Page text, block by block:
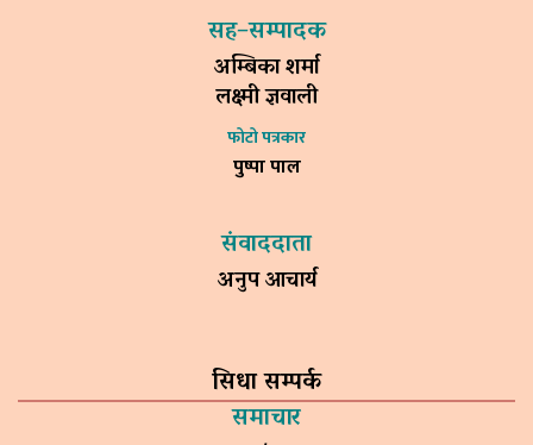
सह–सम्पादक
अम्बिका शर्मा
लक्ष्मी ज्ञवाली
फोटो पत्रकार
पुष्पा पाल
संवाददाता
अनुप आचार्य
सिधा सम्पर्क
समाचार